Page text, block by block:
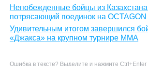
Непобежденные бойцы из
потрясающий поединок на OCTAGON
Удивительным итогом завершился
«Джакса» на крупном турнире ММА
Ошибка в тексте? Выделите и нажмите Ctrl+Enter